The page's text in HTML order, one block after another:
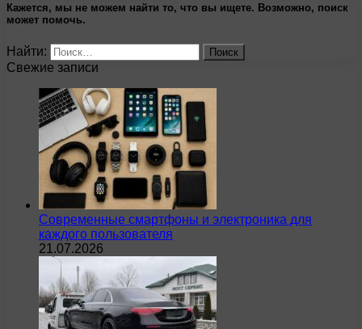
Кажется, мы не можем найти то, что вы ищете. Возможно, поиск
может помочь.
Найти:
Свежие записи
Современные смартфоны и электроника для
каждого пользователя
21.07.2026